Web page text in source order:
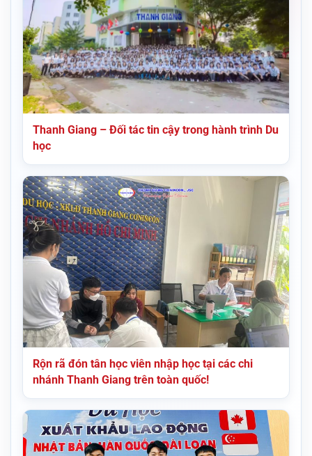
Thanh Giang – Đối tác tin cậy trong hành trình Du
học
Rộn rã đón tân học viên nhập học tại các chi
nhánh Thanh Giang trên toàn quốc!